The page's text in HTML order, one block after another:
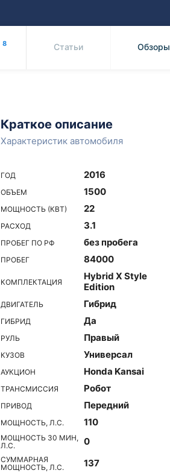
8 Статьи Обзоры
Краткое описание
Характеристик автомобиля
ГОД 2016
ОБЪЕМ 1500
МОЩНОСТЬ (КВТ) 22
РАСХОД 3.1
ПРОБЕГ ПО РФ без пробега
ПРОБЕГ 84000
КОМПЛЕКТАЦИЯ
Hybrid X Style
Edition
ДВИГАТЕЛЬ Гибрид
ГИБРИД Да
РУЛЬ Правый
КУЗОВ Универсал
АУКЦИОН Honda Kansai
ТРАНСМИССИЯ Робот
ПРИВОД Передний
МОЩНОСТЬ, Л.С. 110
МОЩНОСТЬ 30 МИН,
Л.С.
0
СУММАРНАЯ
МОЩНОСТЬ, Л.С.
137